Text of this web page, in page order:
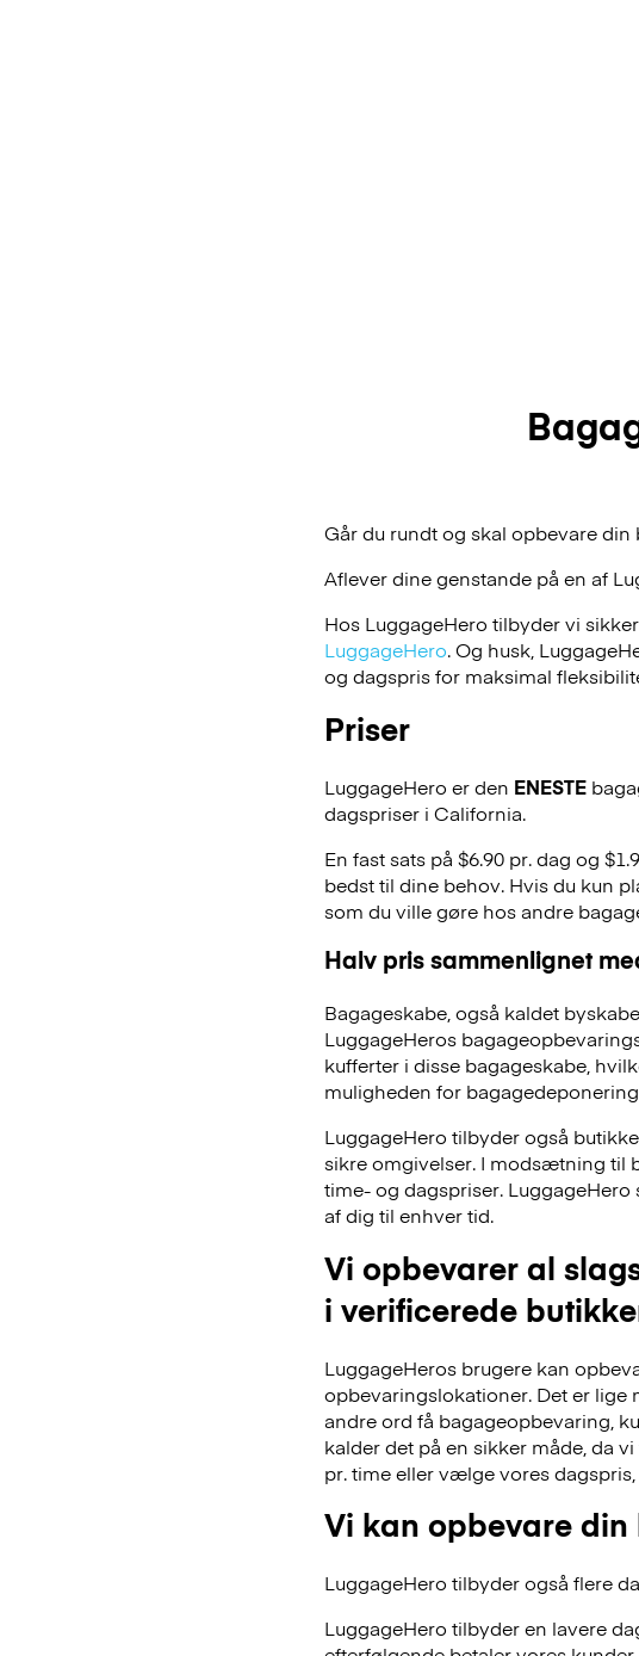
Går du rundt og skal opbevare
Aflever dine genstande på en af
Hos LuggageHero tilbyder vi
LuggageHero. Og husk,
og dagspris for maksimal
Priser
LuggageHero er den ENESTE
dagspriser i California.
En fast sats på $6.90 pr. dag og
bedst til dine behov. Hvis du kun
som du ville gøre hos andre
Halv pris sammenlignet
Bagageskabe, også kaldet
LuggageHeros
kufferter i disse bagageskabe,
muligheden for
LuggageHero tilbyder også
sikre omgivelser. I modsætning til
time- og dagspriser.
af dig til enhver tid.
Vi opbevarer al
i verificerede
LuggageHeros brugere kan
opbevaringslokationer. Det er lige
andre ord få bagageopbevaring,
kalder det på en sikker måde, da
pr. time eller vælge vores
Vi kan opbevare
LuggageHero tilbyder også flere
LuggageHero tilbyder en lavere